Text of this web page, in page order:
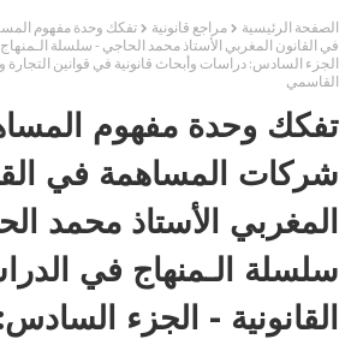
الصفحة الرئيسية مراجع قانونية
تفكك وحدة مفهوم
في القانون المغربي الأستاذ محمد الحاجي - سلسلة
الجزء السادس: دراسات وأبحاث قانونية في قوانين التجارة
القاسمي
تفكك وحدة مفهوم
شركات المساهمة في
المغربي الأستاذ محمد
سلسلة الـمنهاج في
القانونية - الجزء